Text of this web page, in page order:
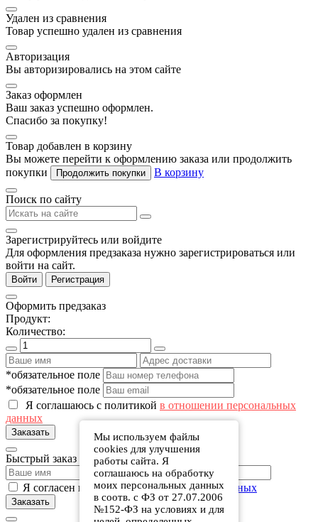
Удален из сравнения
Товар успешно удален из сравнения
Авторизация
Вы авторизировались на этом сайте
Заказ оформлен
Ваш заказ успешно оформлен.
Спасибо за покупку!
Товар добавлен в корзину
Вы можете перейти к оформлению заказа или продолжить
покупки
Продолжить покупки В корзину
Поиск по сайту
Зарегистрируйтесь или войдите
Для оформления предзаказа нужно зарегистрироваться или
войти на сайт.
Войти Регистрация
Оформить предзаказ
Продукт:
Количество:
*обязательное поле
*обязательное поле
Я соглашаюсь с политикой в отношении персональных
данных
Заказать
Быстрый заказ
Я согласен на обработку персональных данных
Заказать
Мы используем файлы
cookies для улучшения
работы сайта. Я
соглашаюсь на обработку
моих персональных данных
в соотв. с ФЗ от 27.07.2006
№152-ФЗ на условиях и для